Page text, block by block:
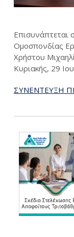
Επισυνάπτεται
Ομοσπονδίας
Χρήστου
Κυριακής, 29
ΣΥΝΕΝΤΕΥΞΗ